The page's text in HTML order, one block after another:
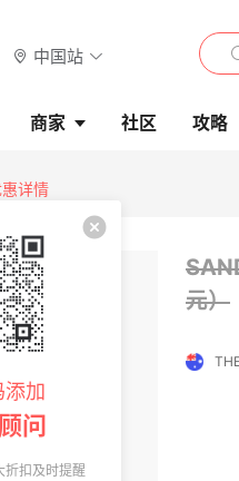
中国站
商家 社区 攻略
详情
元）
添加
问
折扣及时提醒